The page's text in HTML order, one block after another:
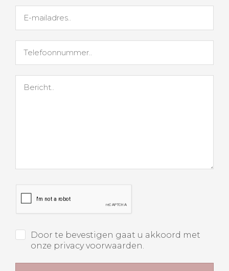
Door te bevestigen gaat u akkoord met
onze privacy voorwaarden.